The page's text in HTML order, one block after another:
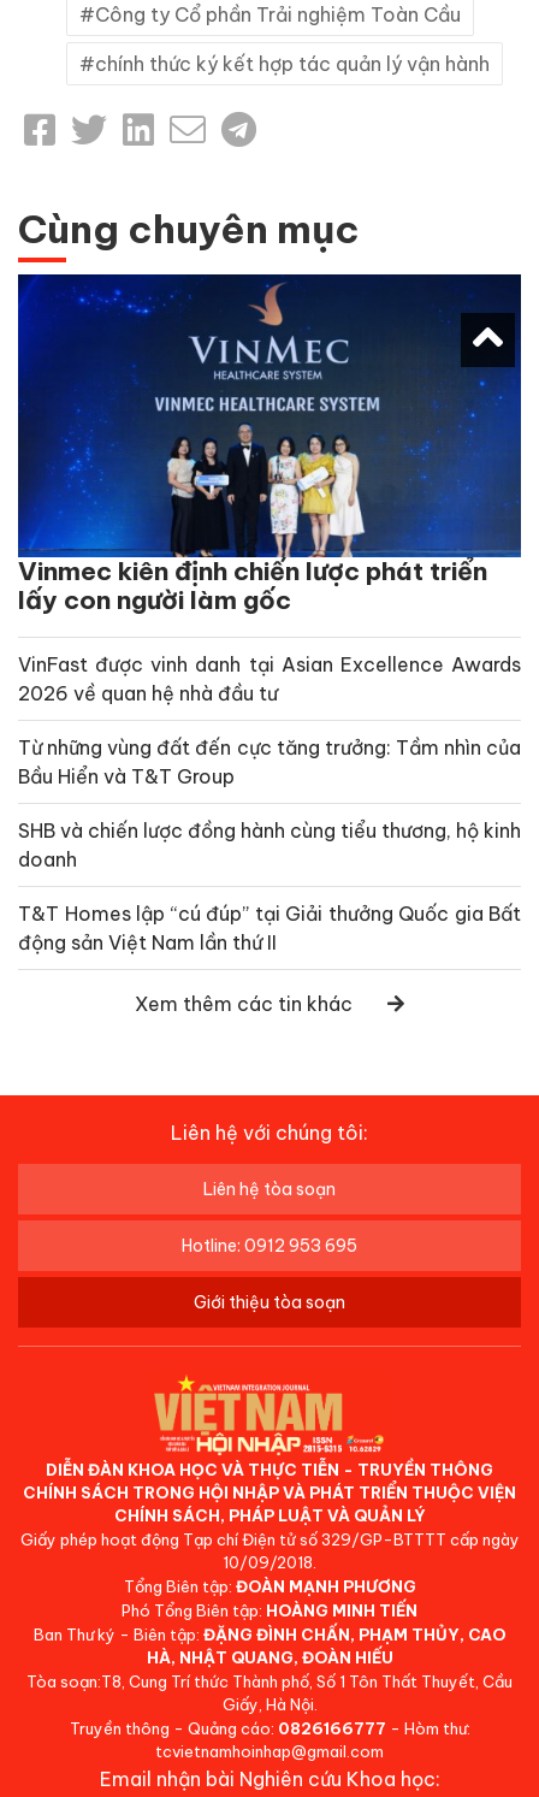
Công ty Cổ phần Trải nghiệm Toàn Cầu
chính thức ký kết hợp tác quản lý vận hành
Cùng chuyên mục
Vinmec kiên định chiến lược phát triển
lấy con người làm gốc
VinFast được vinh danh tại Asian Excellence Awards
2026 về quan hệ nhà đầu tư
Từ những vùng đất đến cực tăng trưởng: Tầm nhìn của
Bầu Hiển và T&T Group
SHB và chiến lược đồng hành cùng tiểu thương, hộ kinh
doanh
T&T Homes lập “cú đúp” tại Giải thưởng Quốc gia Bất
động sản Việt Nam lần thứ II
Xem thêm các tin khác
Liên hệ với chúng tôi:
Liên hệ tòa soạn
Hotline: 0912 953 695
Giới thiệu tòa soạn
DIỄN ĐÀN KHOA HỌC VÀ THỰC TIỄN - TRUYỀN THÔNG
CHÍNH SÁCH TRONG HỘI NHẬP VÀ PHÁT TRIỂN THUỘC VIỆN
CHÍNH SÁCH, PHÁP LUẬT VÀ QUẢN LÝ
Giấy phép hoạt động Tạp chí Điện tử số 329/GP-BTTTT cấp ngày
10/09/2018.
Tổng Biên tập: ĐOÀN MẠNH PHƯƠNG
Phó Tổng Biên tập: HOÀNG MINH TIẾN
Ban Thư ký - Biên tập: ĐẶNG ĐÌNH CHẤN, PHẠM THỦY, CAO
HÀ, NHẬT QUANG, ĐOÀN HIẾU
Tòa soạn:T8, Cung Trí thức Thành phố, Số 1 Tôn Thất Thuyết, Cầu
Giấy, Hà Nội.
Truyền thông - Quảng cáo: 0826166777 - Hòm thư:
tcvietnamhoinhap@gmail.com
Email nhận bài Nghiên cứu Khoa học: